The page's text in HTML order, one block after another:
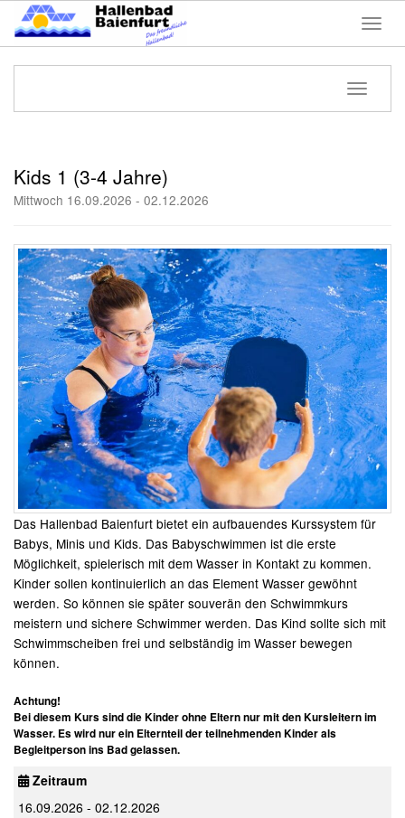
Kids 1 (3-4 Jahre)
Mittwoch 16.09.2026 - 02.12.2026
Das Hallenbad Baienfurt bietet ein aufbauendes Kurssystem für
Babys, Minis und Kids. Das Babyschwimmen ist die erste
Möglichkeit, spielerisch mit dem Wasser in Kontakt zu kommen.
Kinder sollen kontinuierlich an das Element Wasser gewöhnt
werden. So können sie später souverän den Schwimmkurs
meistern und sichere Schwimmer werden. Das Kind sollte sich mit
Schwimmscheiben frei und selbständig im Wasser bewegen
können.
Achtung!
Bei diesem Kurs sind die Kinder ohne Eltern nur mit den Kursleitern im
Wasser. Es wird nur ein Elternteil der teilnehmenden Kinder als
Begleitperson ins Bad gelassen.
Zeitraum
16.09.2026 - 02.12.2026